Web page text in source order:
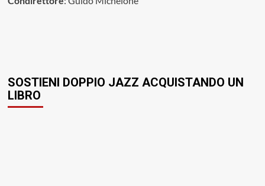
SOSTIENI DOPPIO JAZZ ACQUISTANDO UN
LIBRO